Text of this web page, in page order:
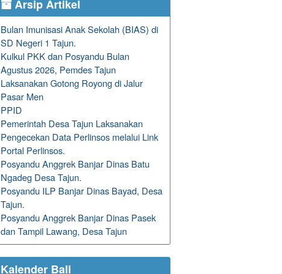
Arsip Artikel
Bulan Imunisasi Anak Sekolah (BIAS) di
SD Negeri 1 Tajun.
Kulkul PKK dan Posyandu Bulan
Agustus 2026, Pemdes Tajun
Laksanakan Gotong Royong di Jalur
Pasar Men
PPID
Pemerintah Desa Tajun Laksanakan
Pengecekan Data Perlinsos melalui Link
Portal Perlinsos.
Posyandu Anggrek Banjar Dinas Batu
Ngadeg Desa Tajun.
Posyandu ILP Banjar Dinas Bayad, Desa
Tajun.
Posyandu Anggrek Banjar Dinas Pasek
dan Tampil Lawang, Desa Tajun
Kalender Bali